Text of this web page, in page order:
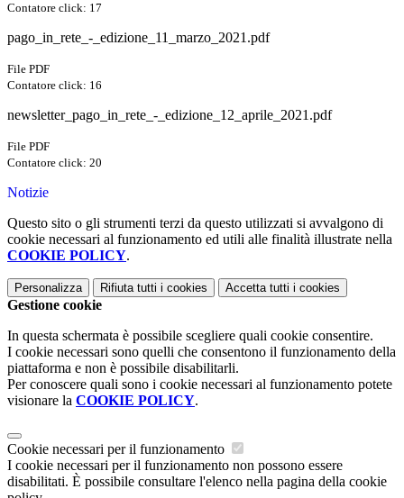
Contatore click: 17
pago_in_rete_-_edizione_11_marzo_2021.pdf
File PDF
Contatore click: 16
newsletter_pago_in_rete_-_edizione_12_aprile_2021.pdf
File PDF
Contatore click: 20
Notizie
Questo sito o gli strumenti terzi da questo utilizzati si avvalgono di
cookie necessari al funzionamento ed utili alle finalità illustrate nella
COOKIE POLICY.
Personalizza Rifiuta tutti i cookies Accetta tutti i cookies
Gestione cookie
In questa schermata è possibile scegliere quali cookie consentire.
I cookie necessari sono quelli che consentono il funzionamento della
piattaforma e non è possibile disabilitarli.
Per conoscere quali sono i cookie necessari al funzionamento potete
visionare la COOKIE POLICY.
Cookie necessari per il funzionamento
I cookie necessari per il funzionamento non possono essere
disabilitati. È possibile consultare l'elenco nella pagina della cookie